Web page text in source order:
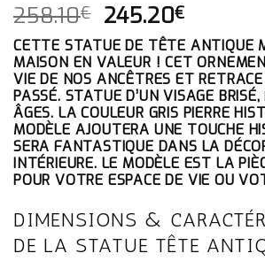
258.10€ LE
PRIX
INITIAL
ÉTAIT :
258.10€.
245.20€
PRIX
EST :
CETTE STATUE DE TÊTE ANTIQUE
MAISON EN VALEUR ! CET
VIE DE NOS ANCÊTRES ET RETRACE
PASSÉ. STATUE D’UN VISAGE BRISÉ,
ÂGES. LA COULEUR GRIS PIERRE
MODÈLE AJOUTERA UNE TOUCHE
SERA FANTASTIQUE DANS LA
INTÉRIEURE. LE MODÈLE EST LA
POUR VOTRE ESPACE DE VIE OU
DIMENSIONS &
DE LA STATUE TÊTE